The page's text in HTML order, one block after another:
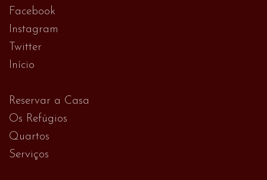
Facebook
Instagram
Twitter
Início
Reservar a Casa
Os Refúgios
Quartos
Serviços